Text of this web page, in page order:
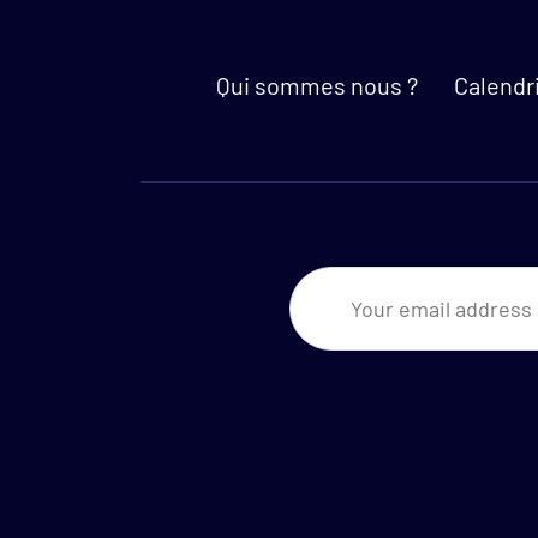
Qui sommes nous ?
Newsletter